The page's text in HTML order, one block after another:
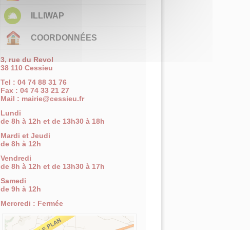
ILLIWAP
COORDONNÉES
3, rue du Revol
38 110 Cessieu
Tel : 04 74 88 31 76
Fax : 04 74 33 21 27
Mail : mairie@cessieu.fr
Lundi
de 8h à 12h et de 13h30 à 18h
Mardi et Jeudi
de 8h à 12h
Vendredi
de 8h à 12h et de 13h30 à 17h
Samedi
de 9h à 12h
Mercredi : Fermée